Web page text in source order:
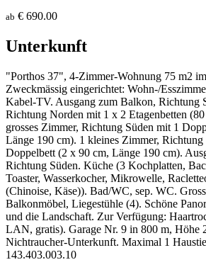
ab € 690.00
Unterkunft
"Porthos 37", 4-Zimmer-Wohnung 75 m2
Zweckmässig eingerichtet: Wohn-/
Kabel-TV. Ausgang zum Balkon, Richtung
Richtung Norden mit 1 x 2 Etagenbetten
grosses Zimmer, Richtung Süden mit 1
Länge 190 cm). 1 kleines Zimmer, Richtung
Doppelbett (2 x 90 cm, Länge 190 cm).
Richtung Süden. Küche (3 Kochplatten,
Toaster, Wasserkocher, Mikrowelle,
(Chinoise, Käse)). Bad/WC, sep. WC.
Balkonmöbel, Liegestühle (4). Schöne
und die Landschaft. Zur Verfügung:
LAN, gratis). Garage Nr. 9 in 800 m, Höhe
Nichtraucher-Unterkunft. Maximal 1
143.403.003.10